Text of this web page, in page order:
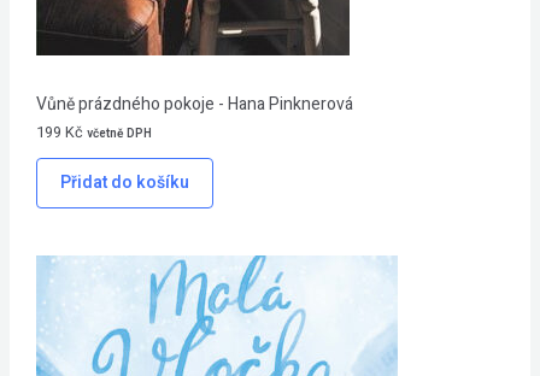
Vůně prázdného pokoje - Hana Pinknerová
199 Kč včetně DPH
Přidat do košíku